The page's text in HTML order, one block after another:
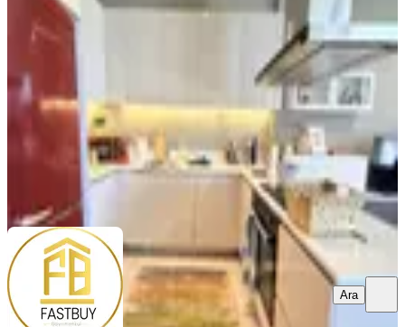
Bornova, Kazımdirik Mahallesi
06.08.2026
FAST BUY GAYRİMENKULahmet algül
Ara